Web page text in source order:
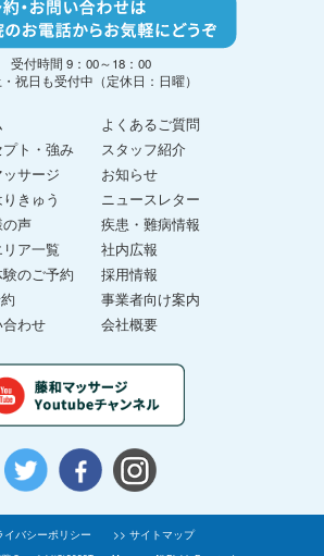
受付時間 9：00～18：00
祝日も受付中（定休日：日曜）
プト・強み
サージ
きゅう
声
ア一覧
のご予約
わせ
よくあるご質問
スタッフ紹介
お知らせ
ニュースレター
疾患・難病情報
社内広報
採用情報
事業者向け案内
会社概要
イバシーポリシー >> サイトマップ